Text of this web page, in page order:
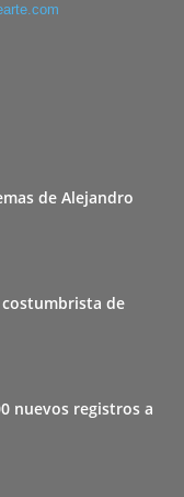
de Alejandro
costumbrista de
nuevos registros a